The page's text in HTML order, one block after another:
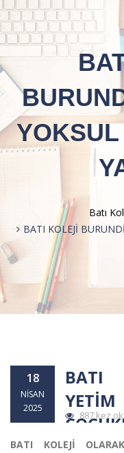
Batı
BATI KOLEJİ
18
NISAN
2025
BATI
887 kez
BATI KOLEJİ